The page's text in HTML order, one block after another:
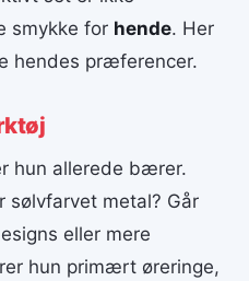
smykke for hende. Her
hendes præferencer.
hun allerede bærer.
sølvfarvet metal? Går
eller mere
hun primært øreringe,